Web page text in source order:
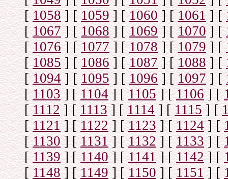
[1058] [1059] [1060] [1061] [
[1067] [1068] [1069] [1070] [
[1076] [1077] [1078] [1079] [
[1085] [1086] [1087] [1088] [
[1094] [1095] [1096 ] [1097] [
[1103] [1104] [1105] [1106] [
[1112] [1113] [1114] [1115] [
[1121] [1122] [1123] [1124] [
[1130] [1131] [1132] [1133] [
[1139] [1140] [1141] [1142] [
[1148] [1149] [1150] [1151] [